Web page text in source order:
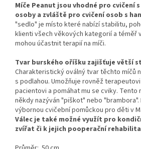
Míče Peanut jsou vhodné pro cvičení
osoby a zvláště pro cvičení osob s
"sedlo" je místo které nabízí stabilitu,
klienti všech věkových kategorií a téměř
mohou účastnit terapií na míči.
Tvar burského oříšku zajišťuje větší
Charakteristický oválný tvar těchto míčů
s podlahou. Umožňuje rovněž
pacientovi a pomáhat mu se cviky. Tento
někdy nazýván "piškot" nebo "brambora".
výbornou cvičební pomůckou pro děti v
Válec je také možné využít pro
zvířat či k jejich pooperační